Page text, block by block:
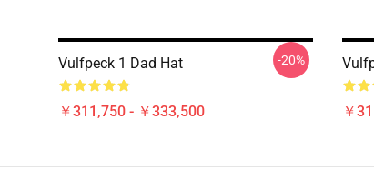
Vulfpeck 1 Dad Hat
￥311,750 - ￥333,500
-20%
￥